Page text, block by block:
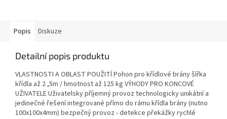
Popis Diskuze
Detailní popis produktu
VLASTNOSTI A OBLAST POUŽITÍ Pohon pro křídlové brány šířka
křídla až 2 ,5m / hmotnost až 125 kg VÝHODY PRO KONCOVÉ
UŽIVATELE Uživatelsky příjemný provoz technologicky unikátní a
jedinečné řešení integrované přímo do rámu křídla brány (nutno
100x100x4mm) bezpečný provoz - detekce překážky rychlé